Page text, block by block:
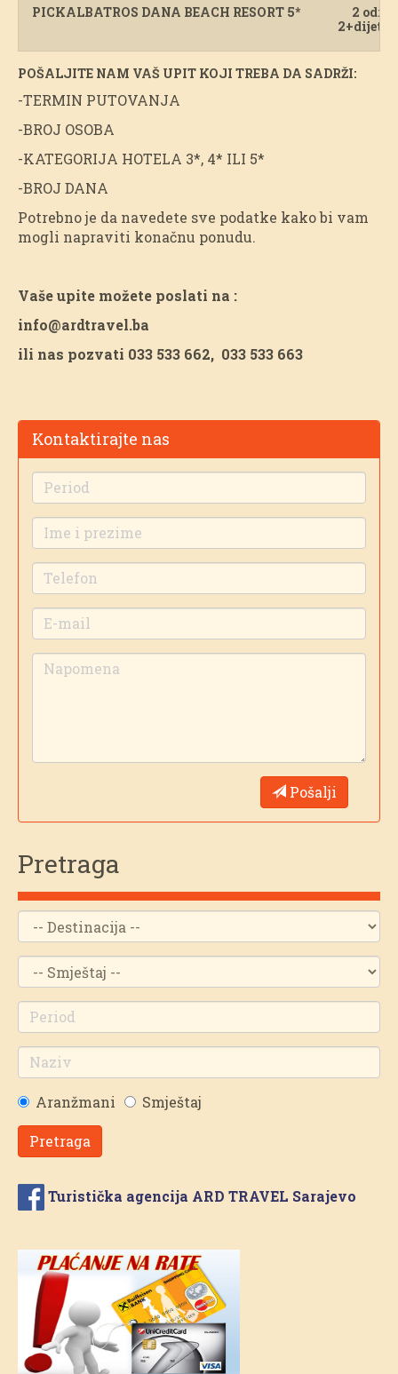
PICKALBATROS DANA BEACH RESORT 5*
2
2+dijete
POŠALJITE NAM VAŠ UPIT KOJI TREBA DA SADRŽI:
-TERMIN PUTOVANJA
-BROJ OSOBA
-KATEGORIJA HOTELA 3*, 4* ILI 5*
-BROJ DANA
Potrebno je da navedete sve podatke kako bi vam
mogli napraviti konačnu ponudu.
Vaše upite možete poslati na :
info@ardtravel.ba
ili nas pozvati 033 533 662, 033 533 663
Kontaktirajte nas
Pošalji
Pretraga
Aranžmani Smještaj
Pretraga
Turistička agencija ARD TRAVEL Sarajevo